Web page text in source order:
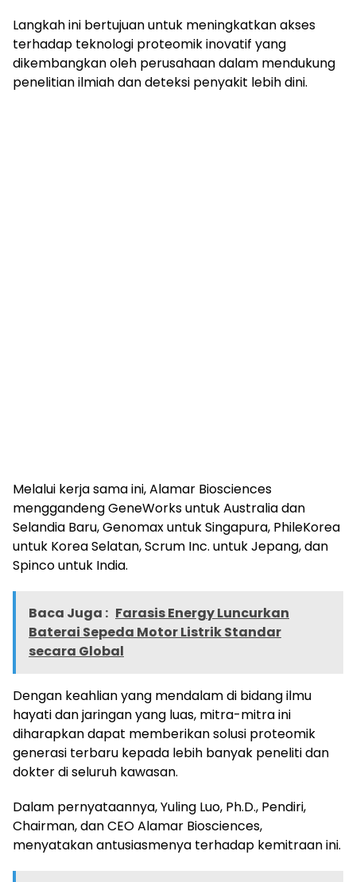
Langkah ini bertujuan untuk meningkatkan akses
terhadap teknologi proteomik inovatif yang
dikembangkan oleh perusahaan dalam mendukung
penelitian ilmiah dan deteksi penyakit lebih dini.
Melalui kerja sama ini, Alamar Biosciences
menggandeng GeneWorks untuk Australia dan
Selandia Baru, Genomax untuk Singapura, PhileKorea
untuk Korea Selatan, Scrum Inc. untuk Jepang, dan
Spinco untuk India.
Baca Juga : Farasis Energy Luncurkan
Baterai Sepeda Motor Listrik Standar
secara Global
Dengan keahlian yang mendalam di bidang ilmu
hayati dan jaringan yang luas, mitra-mitra ini
diharapkan dapat memberikan solusi proteomik
generasi terbaru kepada lebih banyak peneliti dan
dokter di seluruh kawasan.
Dalam pernyataannya, Yuling Luo, Ph.D., Pendiri,
Chairman, dan CEO Alamar Biosciences,
menyatakan antusiasmenya terhadap kemitraan ini.